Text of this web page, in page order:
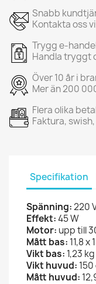
Snabb
Kontakta oss
Trygg e-
Handla tryggt
Över 10 år i
Mer än 200
Flera olika
Faktura,
Specifikation
Spänning:220
Effekt:45 W
Motor: upp till
Mått bas: 11,8 x
Vikt bas: 1,23 kg
Vikt huvud: 150
Mått huvud: